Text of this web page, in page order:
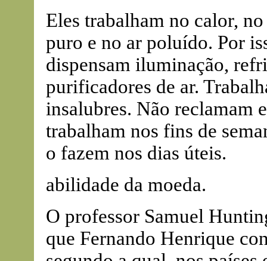
Eles trabalham no calor,
puro e no ar poluído. Por
dispensam iluminação,
purificadores de ar.
insalubres. Não reclamam
trabalham nos fins de
o fazem nos dias úteis.
abilidade da moeda.
O professor Samuel
que Fernando Henrique